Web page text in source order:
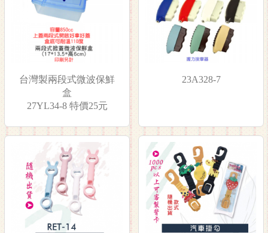
台灣製兩段式微波保鮮
盒
27YL34-8 特價25元
23A328-7